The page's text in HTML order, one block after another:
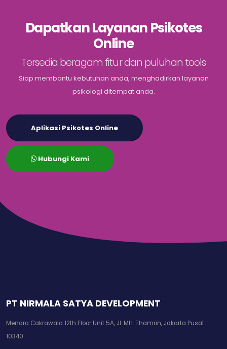
Dapatkan Layanan Psikotes
Online
Tersedia beragam fitur dan puluhan tools
Siap membantu kebutuhan anda, menghadirkan layanan
psikologi ditempat anda.
Aplikasi Psikotes Online
Hubungi Kami
PT NIRMALA SATYA DEVELOPMENT
Menara Cakrawala 12th Floor Unit 5A, Jl. MH. Thamrin, Jakarta Pusat
10340